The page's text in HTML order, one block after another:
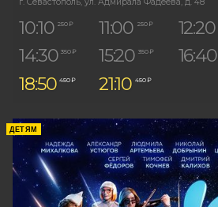
10:10 250 ₽ 11:00 250 ₽ 12:20
14:30 350 ₽ 15:20 350 ₽ 16:40
18:50 450 ₽ 21:10 450 ₽
ДЕТЯМ